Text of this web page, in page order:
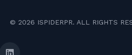
© 2026 ISPIDERPR. ALL RIGHTS